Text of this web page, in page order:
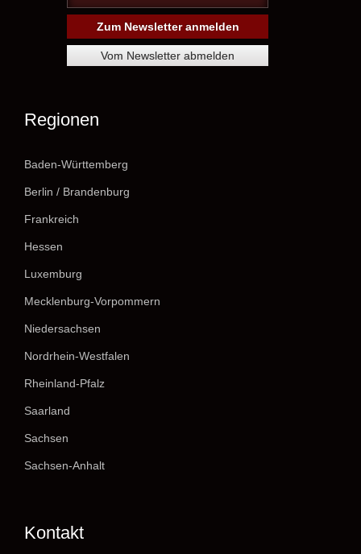
Regionen
Baden-Württemberg
Berlin / Brandenburg
Frankreich
Hessen
Luxemburg
Mecklenburg-Vorpommern
Niedersachsen
Nordrhein-Westfalen
Rheinland-Pfalz
Saarland
Sachsen
Sachsen-Anhalt
Kontakt